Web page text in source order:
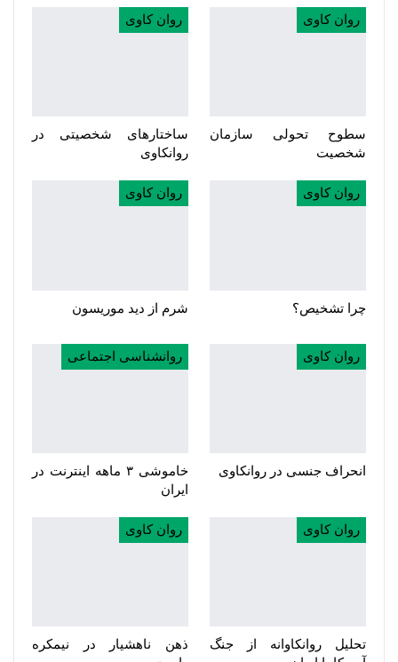
روان کاوی
سطوح تحولی سازمان‌
شخصیت
روان کاوی
ساختارهای شخصیتی در
روانکاوی
روان کاوی
چرا تشخیص؟
روان کاوی
شرم از دید موریسون
روان کاوی
انحراف جنسی در روانکاوی
روانشناسی اجتماعی
خاموشی ۳ ماهه اینترنت در
ایران
روان کاوی
تحلیل روانکاوانه از جنگ
روان کاوی
ذهن ناهشیار در نیمکره